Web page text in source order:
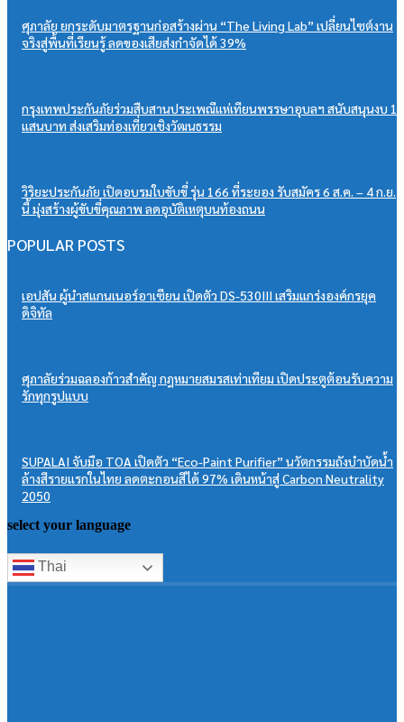
ศุภาลัย ยกระดับมาตรฐานก่อสร้างผ่าน “The Living Lab” เปลี่ยนไซต์งาน
จริงสู่พื้นที่เรียนรู้ ลดของเสียส่งกำจัดได้ 39%
กรุงเทพประกันภัยร่วมสืบสานประเพณีแห่เทียนพรรษาอุบลฯ สนับสนุนงบ 1
แสนบาท ส่งเสริมท่องเที่ยวเชิงวัฒนธรรม
วิริยะประกันภัย เปิดอบรมใบขับขี่ รุ่น 166 ที่ระยอง รับสมัคร 6 ส.ค. – 4 ก.ย.
นี้ มุ่งสร้างผู้ขับขี่คุณภาพ ลดอุบัติเหตุบนท้องถนน
POPULAR POSTS
เอปสัน ผู้นำสแกนเนอร์อาเซียน เปิดตัว DS-530III เสริมแกร่งองค์กรยุค
ดิจิทัล
ศุภาลัยร่วมฉลองก้าวสำคัญ กฎหมายสมรสเท่าเทียม เปิดประตูต้อนรับความ
รักทุกรูปแบบ
SUPALAI จับมือ TOA เปิดตัว “Eco-Paint Purifier” นวัตกรรมถังบำบัดน้ำ
ล้างสีรายแรกในไทย ลดตะกอนสีได้ 97% เดินหน้าสู่ Carbon Neutrality
2050
select your language
Thai